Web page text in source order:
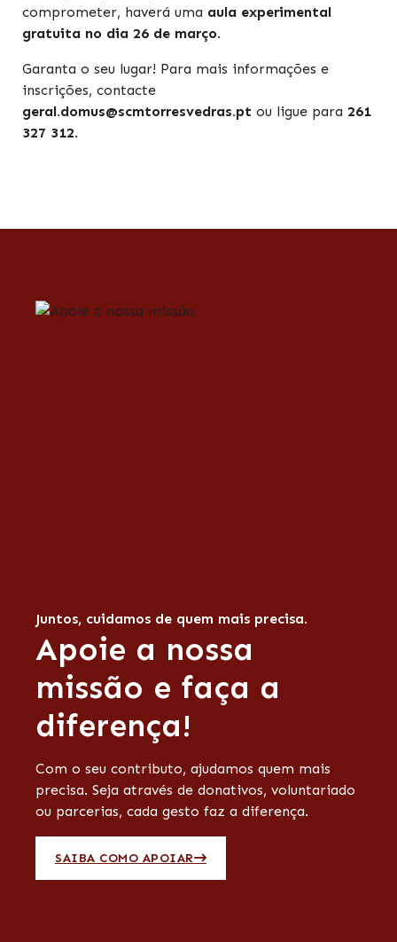
comprometer, haverá uma aula experimental
gratuita no dia 26 de março.
Garanta o seu lugar! Para mais informações e
inscrições, contacte
geral.domus@scmtorresvedras.pt ou ligue para 261
327 312.
Apoie a nossa
missão e faça a
diferença!
Com o seu contributo, ajudamos quem mais
precisa. Seja através de donativos, voluntariado
ou parcerias, cada gesto faz a diferença.
SAIBA COMO APOIAR
Juntos, cuidamos de quem mais precisa.